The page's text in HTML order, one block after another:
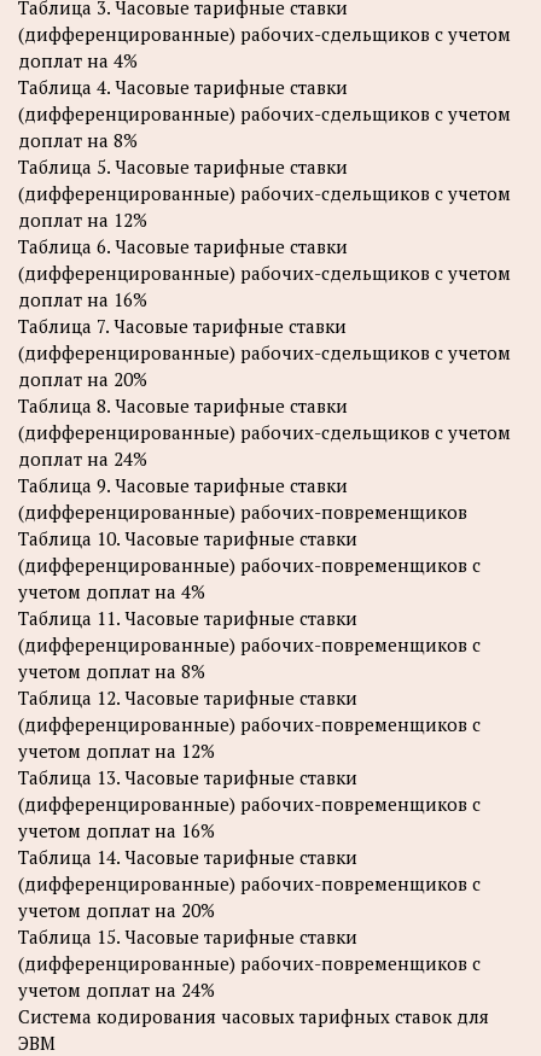
Таблица 3. Часовые тарифные ставки
(дифференцированные) рабочих-сдельщиков с учетом
доплат на 4%
Таблица 4. Часовые тарифные ставки
(дифференцированные) рабочих-сдельщиков с учетом
доплат на 8%
Таблица 5. Часовые тарифные ставки
(дифференцированные) рабочих-сдельщиков с учетом
доплат на 12%
Таблица 6. Часовые тарифные ставки
(дифференцированные) рабочих-сдельщиков с учетом
доплат на 16%
Таблица 7. Часовые тарифные ставки
(дифференцированные) рабочих-сдельщиков с учетом
доплат на 20%
Таблица 8. Часовые тарифные ставки
(дифференцированные) рабочих-сдельщиков с учетом
доплат на 24%
Таблица 9. Часовые тарифные ставки
(дифференцированные) рабочих-повременщиков
Таблица 10. Часовые тарифные ставки
(дифференцированные) рабочих-повременщиков с
учетом доплат на 4%
Таблица 11. Часовые тарифные ставки
(дифференцированные) рабочих-повременщиков с
учетом доплат на 8%
Таблица 12. Часовые тарифные ставки
(дифференцированные) рабочих-повременщиков с
учетом доплат на 12%
Таблица 13. Часовые тарифные ставки
(дифференцированные) рабочих-повременщиков с
учетом доплат на 16%
Таблица 14. Часовые тарифные ставки
(дифференцированные) рабочих-повременщиков с
учетом доплат на 20%
Таблица 15. Часовые тарифные ставки
(дифференцированные) рабочих-повременщиков с
учетом доплат на 24%
Система кодирования часовых тарифных ставок для
ЭВМ